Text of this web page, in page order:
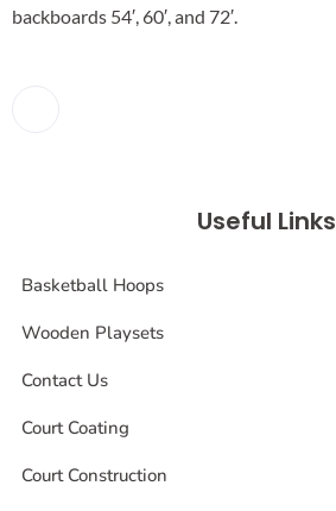
backboards 54′, 60′, and 72′.
Useful Links
Basketball Hoops
Wooden Playsets
Contact Us
Court Coating
Court Construction